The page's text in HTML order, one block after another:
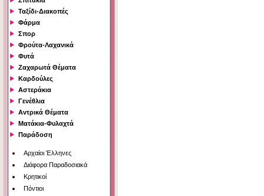
Ταξίδι-Διακοπές
Φάρμα
Σπορ
Φρούτα-Λαχανικά
Φυτά
Ζαχαρωτά Θέματα
Καρδούλες
Αστεράκια
Γενέθλια
Αντρικά Θέματα
Ματάκια-Φυλαχτά
Παράδοση
Αρχαίοι Έλληνες
Διάφορα Παραδοσιακά
Κρητικοί
Πόντιοι